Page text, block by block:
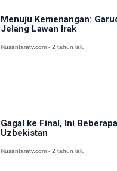
Menuju Kemenangan:
Jelang Lawan Irak
Nusantaratv.com - 2 tahun lalu
Gagal ke Final, Ini
Uzbekistan
Nusantaratv.com - 2 tahun lalu